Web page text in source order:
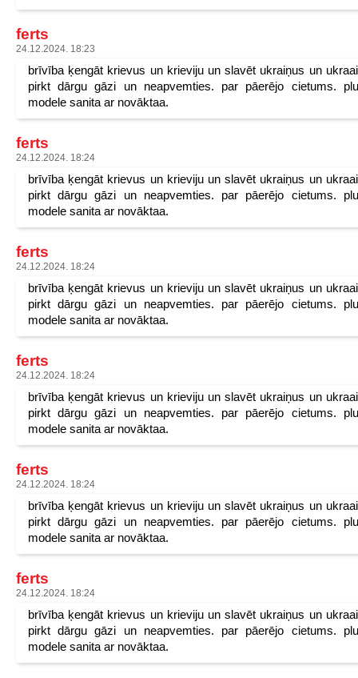
ferts
24.12.2024. 18:23
brīvība ķengāt krievus un krieviju un slavēt ukraiņus un
pirkt dārgu gāzi un neapvemties. par pāerējo cietums.
modele sanita ar novāktaa.
ferts
24.12.2024. 18:24
brīvība ķengāt krievus un krieviju un slavēt ukraiņus un
pirkt dārgu gāzi un neapvemties. par pāerējo cietums.
modele sanita ar novāktaa.
ferts
24.12.2024. 18:24
brīvība ķengāt krievus un krieviju un slavēt ukraiņus un
pirkt dārgu gāzi un neapvemties. par pāerējo cietums.
modele sanita ar novāktaa.
ferts
24.12.2024. 18:24
brīvība ķengāt krievus un krieviju un slavēt ukraiņus un
pirkt dārgu gāzi un neapvemties. par pāerējo cietums.
modele sanita ar novāktaa.
ferts
24.12.2024. 18:24
brīvība ķengāt krievus un krieviju un slavēt ukraiņus un
pirkt dārgu gāzi un neapvemties. par pāerējo cietums.
modele sanita ar novāktaa.
ferts
24.12.2024. 18:24
brīvība ķengāt krievus un krieviju un slavēt ukraiņus un
pirkt dārgu gāzi un neapvemties. par pāerējo cietums.
modele sanita ar novāktaa.